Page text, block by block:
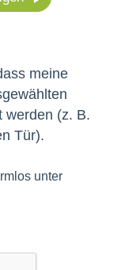
meine
werden (z. B.
Tür).
unter